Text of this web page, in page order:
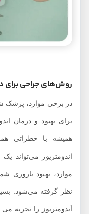
روش‌های جراحی‌ برای
در برخی موارد، پزشک شما
برای بهبود و درمان
همیشه با خطراتی
اندومتریوز می‌تواند یک
موارد، بهبود باروری شما
نظر گرفته می‌شود. بسیاری
آندومتریوز را تجربه می